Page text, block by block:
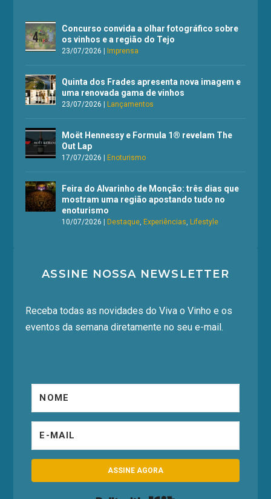
Concurso convida a olhar fotográfico sobre
os vinhos e a região do Tejo
23/07/2026 |Imprensa
Quinta dos Frades apresenta nova imagem e
uma renovada gama de vinhos
23/07/2026 |Lançamentos
Moët Hennessy e Formula 1® revelam The
Out Lap
17/07/2026 |Enoturismo
Feira do Alvarinho de Monção: três dias que
mostram uma região apostando tudo no
enoturismo
10/07/2026 |Destaque,Experiências,Lifestyle
ASSINE NOSSA NEWSLETTER
Receba todas as novidades do Viva o Vinho e os
eventos da semana diretamente no seu e-mail.
ASSINE AGORA